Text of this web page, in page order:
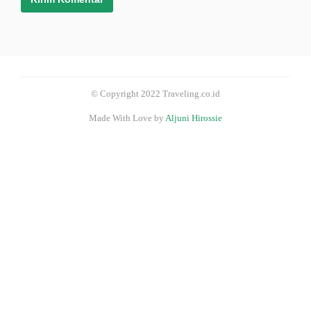
© Copyright 2022 Traveling.co.id
Made With Love by Aljuni Hirossie